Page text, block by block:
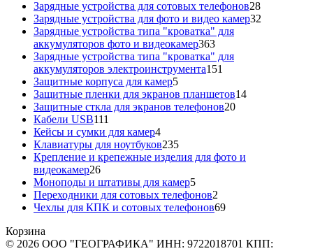
товаров
Зарядные устройства для сотовых телефонов2828
товаров
Зарядные устройства для фото и видео камер32
Зарядные устройства типа "кроватка" для
аккумуляторов фото и видеокамер363363
товара
Зарядные устройства типа "кроватка" для
аккумуляторов электроинструмента151
Защитные корпуса для камер55
товаров
Защитные пленки для экранов планшетов1414
Защитные сткла для экранов телефонов2020
Кабели USB111
товаров
Кейсы и сумки для камер44
товара
Клавиатуры для ноутбуков235235
товаров
Крепление и крепежные изделия для фото и
видеокамер2626
товаров
Моноподы и штативы для камер55
товаров
Переходники для сотовых телефонов2
товара
Чехлы для КПК и сотовых телефонов6969
Корзина
© 2026 ООО "ГЕОГРАФИКА" ИНН: 9722018701 КПП: